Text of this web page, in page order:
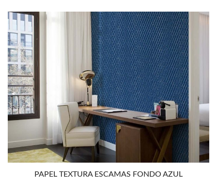
PAPEL TEXTURA ESCAMAS FONDO AZUL